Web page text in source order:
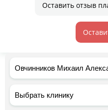
Оставить отзыв